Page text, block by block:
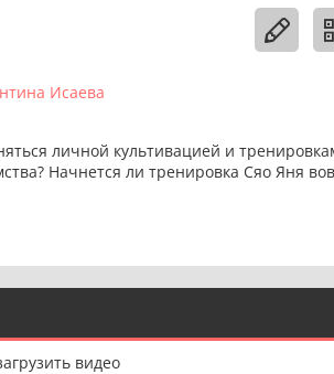
Исаева
личной культивацией и
Начнется ли тренировка Сяо Яня
видео